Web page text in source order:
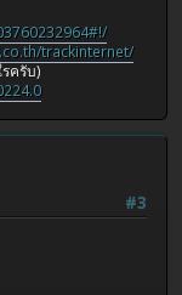
trackinternet/
ครับ)
#3